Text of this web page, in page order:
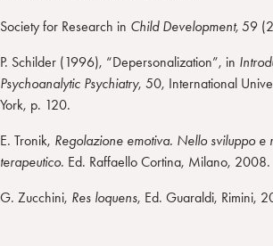
Society for Research in Child Development, 59
P. Schilder (1996), “Depersonalization”, in
Psychoanalytic Psychiatry, 50, International
York, p. 120.
E. Tronik, Regolazione emotiva. Nello sviluppo e
terapeutico. Ed. Raffaello Cortina, Milano, 2008.
G. Zucchini, Res loquens, Ed. Guaraldi, Rimini,